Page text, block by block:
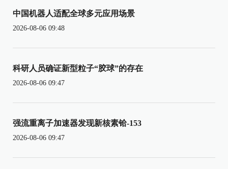
中国机器人适配全球多元应用场景
2026-08-06 09:48
科研人员确证新型粒子“胶球”的存在
2026-08-06 09:47
强流重离子加速器发现新核素铪-153
2026-08-06 09:47